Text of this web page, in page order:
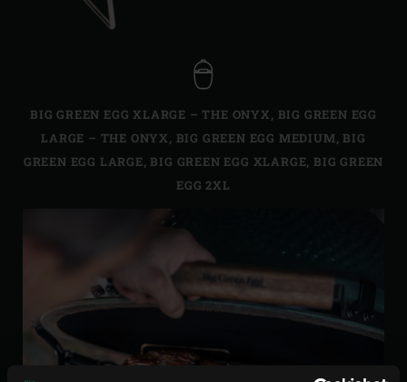
BIG GREEN EGG XLARGE – THE ONYX, BIG GREEN EGG
LARGE – THE ONYX, BIG GREEN EGG MEDIUM,BIG
GREEN EGG LARGE,BIG GREEN EGG XLARGE,BIG GREEN
EGG 2XL